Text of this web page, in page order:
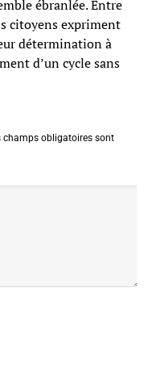
ébranlée. Entre
citoyens expriment
détermination à
d’un cycle sans
champs obligatoires sont